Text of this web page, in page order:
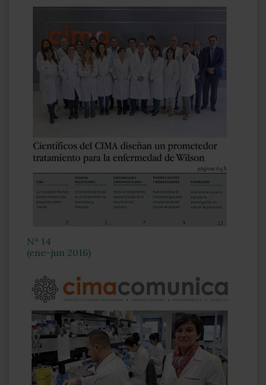
Nº 14
(ene-jun 2016)